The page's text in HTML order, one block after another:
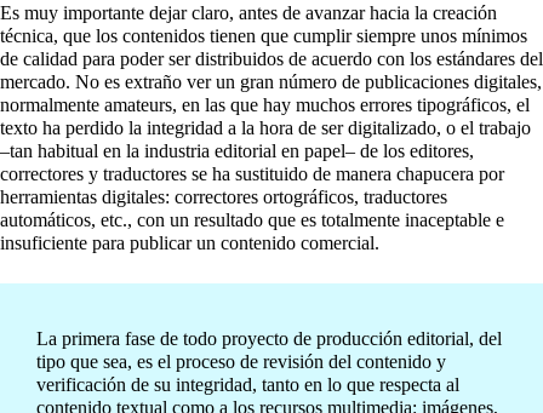
Es muy importante dejar claro, antes de avanzar hacia la creación
técnica, que los contenidos tienen que cumplir siempre unos mínimos
de calidad para poder ser distribuidos de acuerdo con los estándares del
mercado. No es extraño ver un gran número de publicaciones digitales,
normalmente amateurs, en las que hay muchos errores tipográficos, el
texto ha perdido la integridad a la hora de ser digitalizado, o el trabajo
–tan habitual en la industria editorial en papel– de los editores,
correctores y traductores se ha sustituido de manera chapucera por
herramientas digitales: correctores ortográficos, traductores
automáticos, etc., con un resultado que es totalmente inaceptable e
insuficiente para publicar un contenido comercial.
La primera fase de todo proyecto de producción editorial, del
tipo que sea, es el proceso de revisión del contenido y
verificación de su integridad, tanto en lo que respecta al
contenido textual como a los recursos multimedia: imágenes,